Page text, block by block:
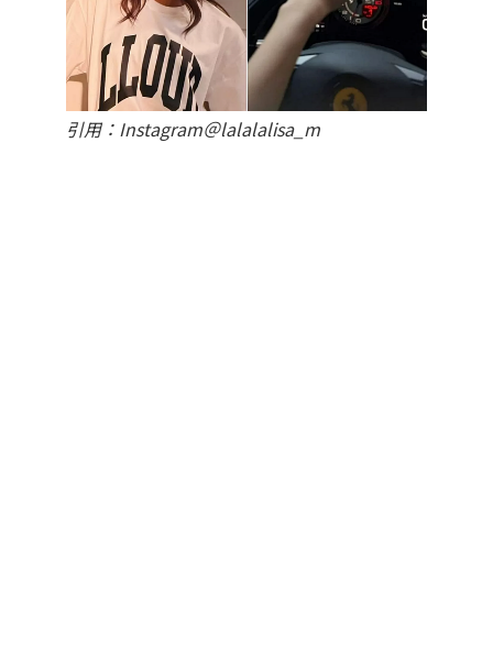
引用：Instagram＠lalalalisa_m